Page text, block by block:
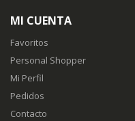
MI CUENTA
Favoritos
Personal Shopper
Mi Perfil
Pedidos
Contacto